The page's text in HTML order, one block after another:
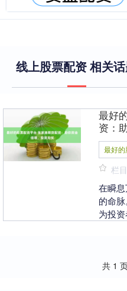
线上股票配资 相关
最好
资：
最好
栏
在瞬
的命
为投
共 1